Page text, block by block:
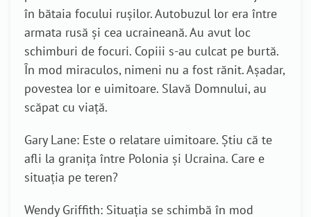
în bătaia focului rușilor. Autobuzul lor era între
armata rusă și cea ucraineană. Au avut loc
schimburi de focuri. Copiii s-au culcat pe burtă.
În mod miraculos, nimeni nu a fost rănit. Așadar,
povestea lor e uimitoare. Slavă Domnului, au
scăpat cu viață.
Gary Lane: Este o relatare uimitoare. Știu că te
afli la granița între Polonia și Ucraina. Care e
situația pe teren?
Wendy Griffith: Situația se schimbă în mod